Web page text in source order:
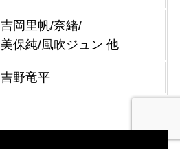
吉岡里帆/奈緒/
美保純/風吹ジュン 他
吉野竜平